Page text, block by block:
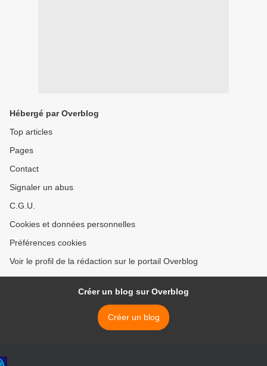
Hébergé par Overblog
Top articles
Pages
Contact
Signaler un abus
C.G.U.
Cookies et données personnelles
Préférences cookies
Voir le profil de la rédaction sur le portail Overblog
Créer un blog sur Overblog
Créer un blog